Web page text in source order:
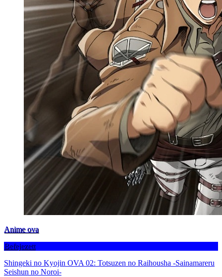
Anime ova
Befejezett
Shingeki no Kyojin OVA 02: Totsuzen no Raihousha -Sainamareru
Seishun no Noroi-